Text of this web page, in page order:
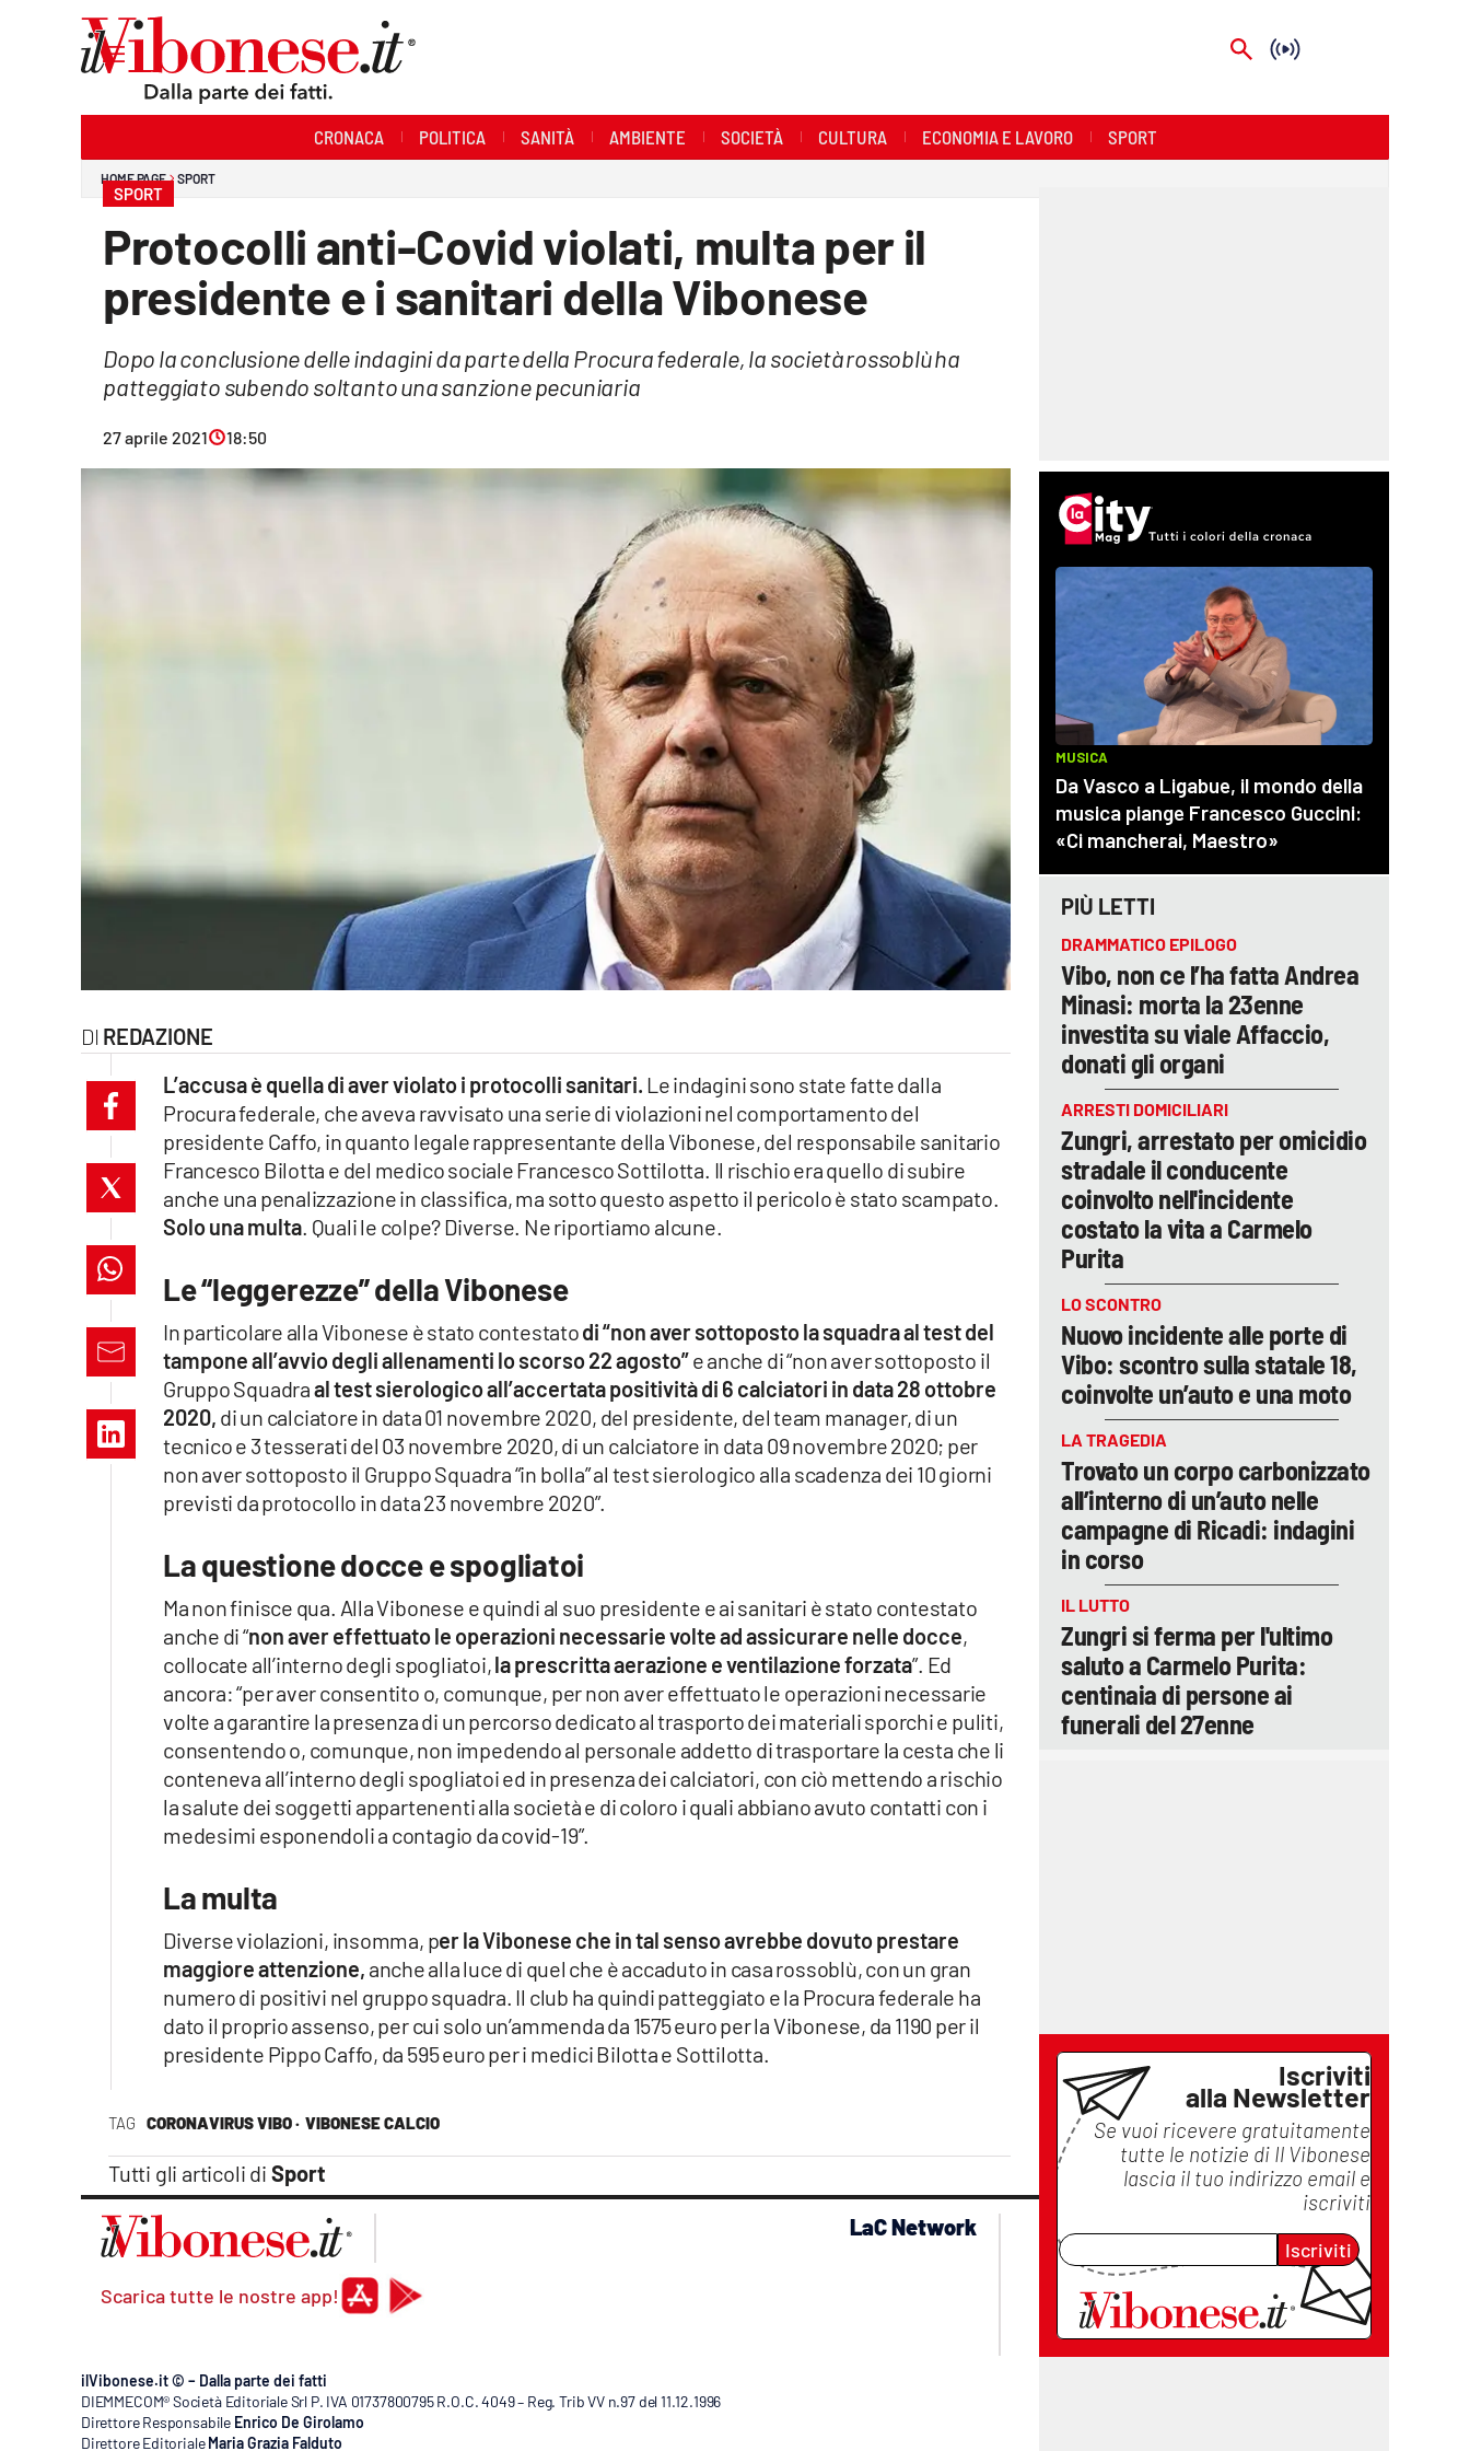
lacitymag.it
cosenzachannel.it
ilvibonese.it
catanzarochannel.it
lacapitalenews.it
CRONACA POLITICA SANITÀ AMBIENTE SOCIETÀ CULTURA ECONOMIA E LAVORO SPORT
HOME PAGE SPORT
SPORT
Protocolli anti-Covid violati, multa per il
presidente e i sanitari della Vibonese
Dopo la conclusione delle indagini da parte della Procura federale, la società rossoblù ha
patteggiato subendo soltanto una sanzione pecuniaria
27 aprile 2021 18:50
REDAZIONE
TAG CORONAVIRUS VIBO · VIBONESE CALCIO
Tutti gli articoli di Sport
L’accusa è quella di aver violato i protocolli sanitari. Le indagini sono state fatte dalla
Procura federale, che aveva ravvisato una serie di violazioni nel comportamento del
presidente Caffo, in quanto legale rappresentante della Vibonese, del responsabile sanitario
Francesco Bilotta e del medico sociale Francesco Sottilotta. Il rischio era quello di subire
anche una penalizzazione in classifica, ma sotto questo aspetto il pericolo è stato scampato.
Solo una multa. Quali le colpe? Diverse. Ne riportiamo alcune.
Le “leggerezze” della Vibonese
In particolare alla Vibonese è stato contestatodi “non aver sottoposto la squadra al test del
tampone all’avvio degli allenamenti lo scorso 22 agosto”e anche di “non aver sottoposto il
Gruppo Squadraal test sierologico all’accertata positività di 6 calciatori in data 28 ottobre
2020, di un calciatore in data 01 novembre 2020, del presidente, del team manager, di un
tecnico e 3 tesserati del 03 novembre 2020, di un calciatore in data 09 novembre 2020; per
non aver sottoposto il Gruppo Squadra “in bolla” al test sierologico alla scadenza dei 10 giorni
previsti da protocollo in data 23 novembre 2020”.
La questione docce e spogliatoi
Ma non finisce qua. Alla Vibonese e quindi al suo presidente e ai sanitari è stato contestato
anche di “non aver effettuato le operazioni necessarie volte ad assicurare nelle docce,
collocate all’interno degli spogliatoi,la prescritta aerazione e ventilazione forzata”. Ed
ancora: “per aver consentito o, comunque, per non aver effettuato le operazioni necessarie
volte a garantire la presenza di un percorso dedicato al trasporto dei materiali sporchi e puliti,
consentendo o, comunque, non impedendo al personale addetto di trasportare la cesta che li
conteneva all’interno degli spogliatoi ed in presenza dei calciatori, con ciò mettendo a rischio
la salute dei soggetti appartenenti alla società e di coloro i quali abbiano avuto contatti con i
medesimi esponendoli a contagio da covid-19”.
La multa
Diverse violazioni, insomma, per la Vibonese che in tal senso avrebbe dovuto prestare
maggiore attenzione, anche alla luce di quel che è accaduto in casa rossoblù, con un gran
numero di positivi nel gruppo squadra. Il club ha quindi patteggiato e la Procura federale ha
dato il proprio assenso, per cui solo un’ammenda da 1575 euro per la Vibonese, da 1190 per il
presidente Pippo Caffo, da 595 euro per i medici Bilotta e Sottilotta.
PIÙ LETTI
DRAMMATICO EPILOGO
Vibo, non ce l’ha fatta Andrea
Minasi: morta la 23enne
investita su viale Affaccio,
donati gli organi
ARRESTI DOMICILIARI
Zungri, arrestato per omicidio
stradale il conducente
coinvolto nell'incidente
costato la vita a Carmelo
Purita
LO SCONTRO
Nuovo incidente alle porte di
Vibo: scontro sulla statale 18,
coinvolte un’auto e una moto
LA TRAGEDIA
Trovato un corpo carbonizzato
all’interno di un’auto nelle
campagne di Ricadi: indagini
in corso
IL LUTTO
Zungri si ferma per l'ultimo
saluto a Carmelo Purita:
centinaia di persone ai
funerali del 27enne
Iscriviti
alla Newsletter
Se vuoi ricevere gratuitamente
tutte le notizie di Il Vibonese
lascia il tuo indirizzo email e
iscriviti
Iscriviti
Scarica tutte le nostre app!
LaC Network
lactv.it
laconair.it
lacapitalenews.it
cosenzachannel.it
catanzarochannel.it
ilVibonese.it © – Dalla parte dei fatti
DIEMMECOM® Società Editoriale Srl P. IVA 01737800795 R.O.C. 4049 – Reg. Trib VV n.97 del 11.12.1996
Direttore Responsabile Enrico De Girolamo
Direttore Editoriale Maria Grazia Falduto